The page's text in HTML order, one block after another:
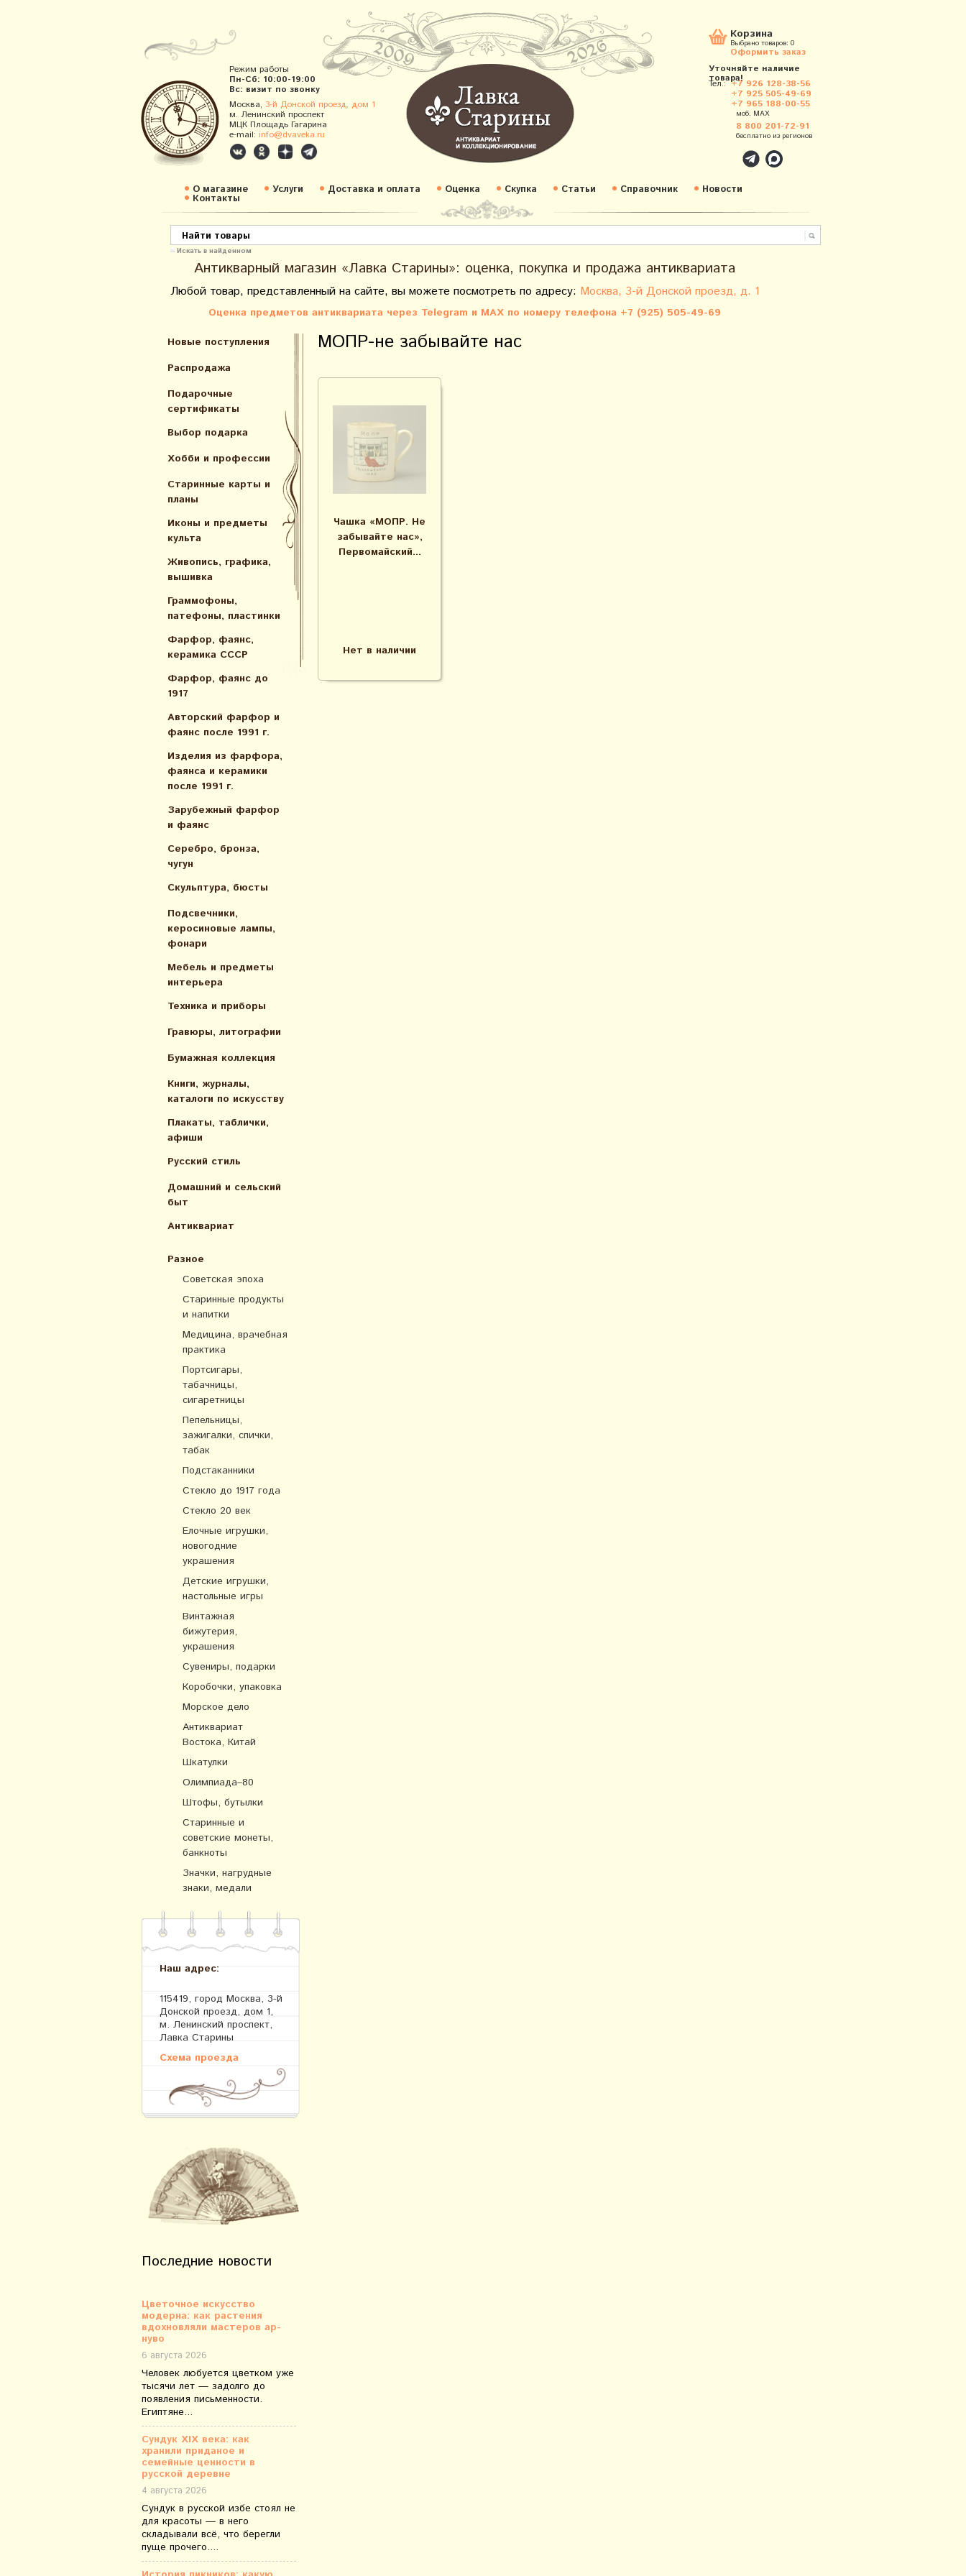
Режим работы
Пн-Сб: 10:00-19:00
Вс: визит по звонку
Москва, 3-й Донской проезд, дом 1
м. Ленинский проспект
МЦК Площадь Гагарина
e-mail: info@dvaveka.ru
Корзина
Выбрано товаров: 0
Оформить заказ
Уточняйте наличие
товара!
Тел.: +7 926 128-38-56
+7 925 505-49-69
+7 965 188-00-55
моб. MAX
8 800 201-72-91
бесплатно из регионов
О магазине Услуги Доставка и оплата Оценка Скупка Статьи Справочник Новости
Контакты
Искать в найденном
Антикварный магазин «Лавка Старины»: оценка, покупка и продажа антиквариата
Любой товар, представленный на сайте, вы можете посмотреть по адресу: Москва, 3-й Донской проезд, д. 1
Оценка предметов антиквариата через Telegram и MAX по номеру телефона +7 (925) 505-49-69
Новые поступления
Распродажа
Подарочные
сертификаты
Выбор подарка
Хобби и профессии
Старинные карты и
планы
Иконы и предметы
культа
Живопись, графика,
вышивка
Граммофоны,
патефоны, пластинки
Фарфор, фаянс,
керамика СССР
Фарфор, фаянс до
1917
Авторский фарфор и
фаянс после 1991 г.
Изделия из фарфора,
фаянса и керамики
после 1991 г.
Зарубежный фарфор
и фаянс
Серебро, бронза,
чугун
Скульптура, бюсты
Подсвечники,
керосиновые лампы,
фонари
Мебель и предметы
интерьера
Техника и приборы
Гравюры, литографии
Бумажная коллекция
Книги, журналы,
каталоги по искусcтву
Плакаты, таблички,
афиши
Русский стиль
Домашний и сельский
быт
Антиквариат
Разное
Советская эпоха
Старинные продукты
и напитки
Медицина, врачебная
практика
Портсигары,
табачницы,
сигаретницы
Пепельницы,
зажигалки, спички,
табак
Подстаканники
Стекло до 1917 года
Стекло 20 век
Елочные игрушки,
новогодние
украшения
Детские игрушки,
настольные игры
Винтажная
бижутерия,
украшения
Сувениры, подарки
Коробочки, упаковка
Морское дело
Антиквариат
Востока, Китай
Шкатулки
Олимпиада–80
Штофы, бутылки
Старинные и
советские монеты,
банкноты
Значки, нагрудные
знаки, медали
Наш адрес:
115419, город Москва, 3-й
Донской проезд, дом 1,
м. Ленинский проспект,
Лавка Старины
Схема проезда
Последние новости
Цветочное искусство
модерна: как растения
вдохновляли мастеров ар-
нуво
6 августа 2026
Человек любуется цветком уже
тысячи лет — задолго до
появления письменности.
Египтяне...
Сундук XIX века: как
хранили приданое и
семейные ценности в
русской деревне
4 августа 2026
Сундук в русской избе стоял не
для красоты — в него
складывали всё, что берегли
пуще прочего....
МОПР-не забывайте нас
Чашка «МОПР. Не
забывайте нас»,
Первомайский...
Нет в наличии